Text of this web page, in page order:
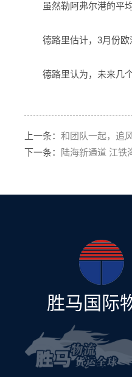
虽然勒阿弗尔港的平均
德路里估计，3月份欧洲
德路里认为，未来几个
上一条：和团队一起，追
下一条： 陆海新通道 江
胜马国际